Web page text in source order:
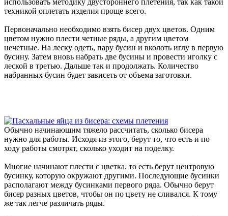
техникой оплетать изделия проще всего.
Первоначально необходимо взять бисер двух цветов. Одним
цветом нужно плести четные ряды, а другим цветом
нечетные. На леску одеть, пару бусин и вколоть иглу в первую
бусину. Затем вновь набрать две бусины и провести иголку с
леской в третью. Дальше так и продолжать. Количество
набранных бусин будет зависеть от объема заготовки.
Обычно начинающим тяжело рассчитать, сколько бисера
нужно для работы. Исходя из этого, берут то, что есть и по
ходу работы смотрят, сколько уходит на поделку.
Многие начинают плести с цветка, то есть берут центровую
бусинку, которую окружают другими. Последующие бусинки
располагают между бусинками первого ряда. Обычно берут
бисер разных цветов, чтобы он по цвету не сливался. К тому
же так легче различать ряды.